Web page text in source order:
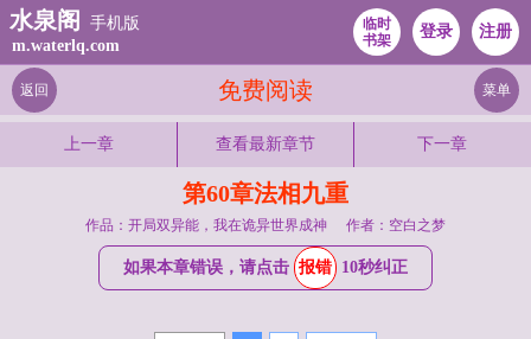
水泉阁
手机版
m.waterlq.com
临时
书架
登录 注册
免费阅读
返回 菜单
上一章 查看最新章节 下一章
第60章法相九重
作品：开局双异能，我在诡异世界成神 作者：空白之梦
如果本章错误，请点击 报错 10秒纠正